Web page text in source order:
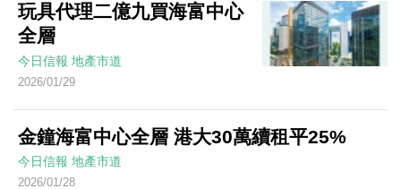
玩具代理二億九買海富中心
全層
今日信報 地產市道
2026/01/29
金鐘海富中心全層 港大30萬續租平25%
今日信報 地產市道
2026/01/28